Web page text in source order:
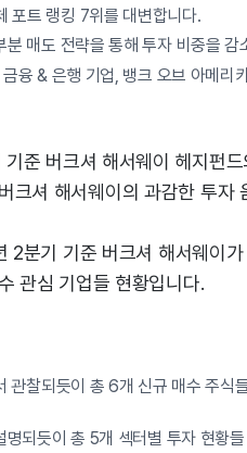
포트 랭킹 7위를 대변합니다.
매도 전략을 통해 투자 비중을
융 & 은행 기업, 뱅크 오브 아메리
준 버크셔 해서웨이 헤지펀
크셔 해서웨이의 과감한 투자
2분기 기준 버크셔 해서웨이
관심 기업들 현황입니다.
관찰되듯이 총 6개 신규 매수 주
되듯이 총 5개 섹터별 투자 현